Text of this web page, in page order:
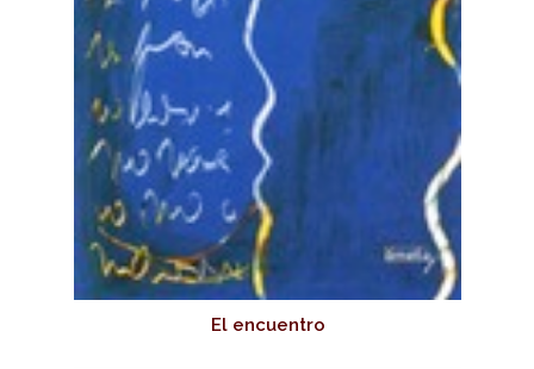
El encuentro